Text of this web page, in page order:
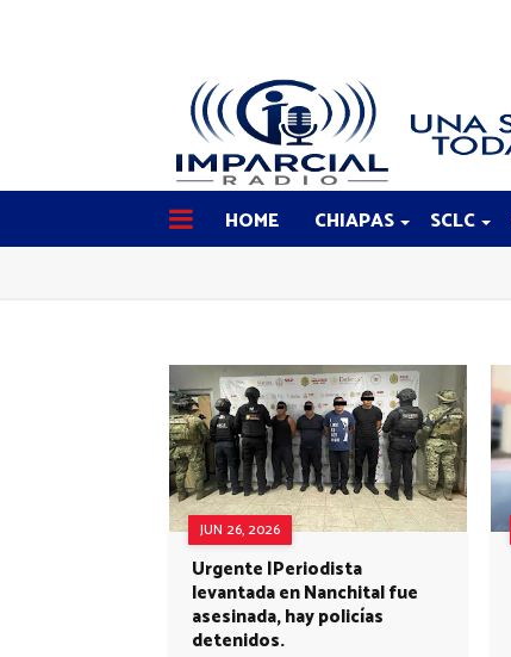
HOME CHIAPAS SCLC
JUN 26, 2026
Urgente |Periodista
levantada en Nanchital fue
asesinada, hay policías
detenidos.